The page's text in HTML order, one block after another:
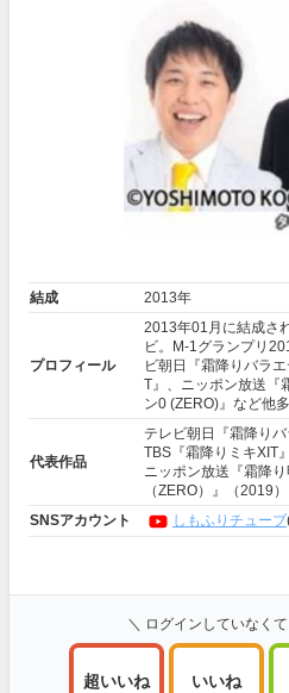
結成 2013年
プロフィール
2013年01月に結成さ
ビ。M-1グランプリ
ビ朝日『霜降りバラ
T』、ニッポン放送『
ン0 (ZERO)』など他多
代表作品
テレビ朝日『霜降り
TBS『霜降りミキXIT
ニッポン放送『霜降
（ZERO）』（2019）
SNSアカウント
しもふりチューブ
＼ ログインしていなく
超いいね いいね